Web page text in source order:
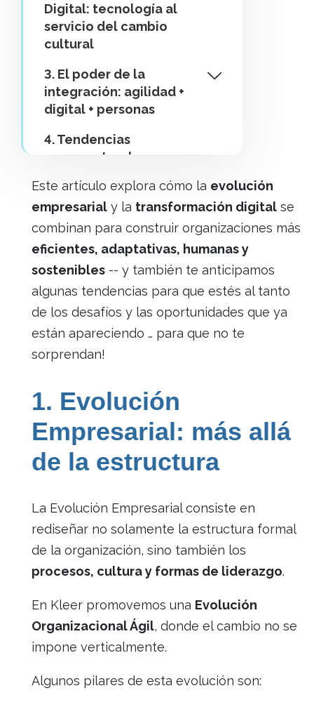
Digital: tecnología al
servicio del cambio
cultural
3. El poder de la
integración: agilidad +
digital + personas
4. Tendencias
emergentes: lo que se
Transformación
Digital
5. Productos clave de
Kleer en acción:
Soluciones para la
Evolución y
Transformación
Conclusión: hacia
organizaciones más
Este artículo explora cómo la evolución
empresarialy la transformación digitalse
combinan para construir organizaciones más
eficientes, adaptativas, humanas y
sostenibles-- y también te anticipamos
algunas tendencias para que estés al tanto
de los desafíos y las oportunidades que ya
están apareciendo … para que no te
sorprendan!
1. Evolución
Empresarial: más allá
de la estructura
La Evolución Empresarial consiste en
rediseñar no solamente la estructura formal
de la organización, sino también los
procesos, cultura y formas de liderazgo.
En Kleer promovemos una Evolución
Organizacional Ágil, donde el cambio no se
impone verticalmente.
Algunos pilares de esta evolución son: